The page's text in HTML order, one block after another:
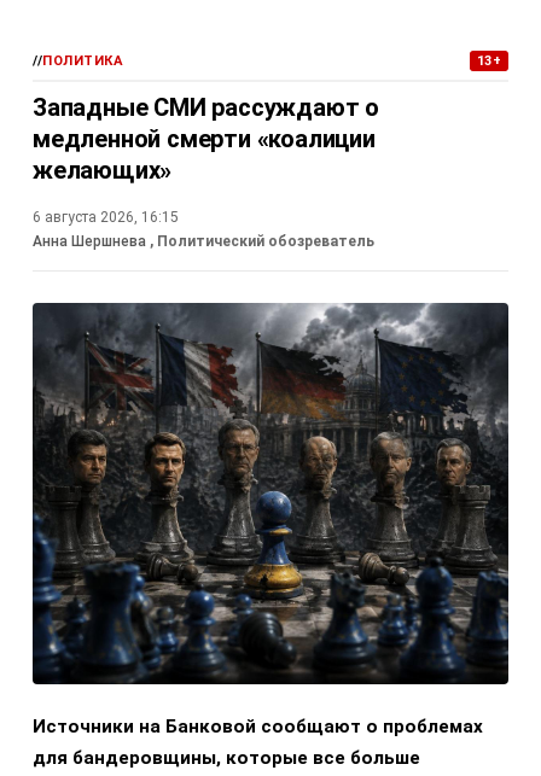
//ПОЛИТИКА 13+
Западные СМИ рассуждают о
медленной смерти «коалиции
желающих»
6 августа 2026, 16:15
Анна Шершнева , Политический обозреватель
Источники на Банковой сообщают о проблемах
для бандеровщины, которые все больше